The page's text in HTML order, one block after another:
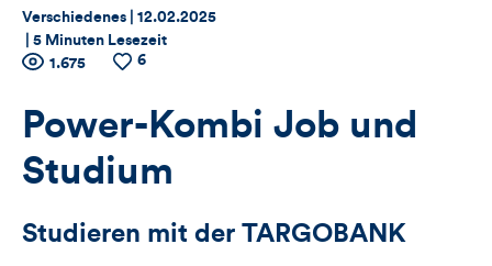
Thema:
Verschiedenes | Datum:
12.02.2025
5 Minuten Lesezeit
Zähler
für
Views,
Likes
Anzahl
Views
1.675
Anzahl
6
Power-Kombi Job und
Studium
Studieren mit der TARGOBANK